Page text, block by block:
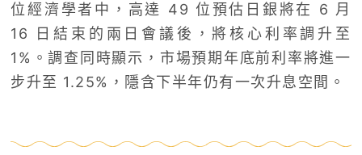
位經濟學者中，高達 49 位預估日銀將在 6 月
16 日結束的兩日會議後，將核心利率調升至
1%。調查同時顯示，市場預期年底前利率將進一
步升至 1.25%，隱含下半年仍有一次升息空間。